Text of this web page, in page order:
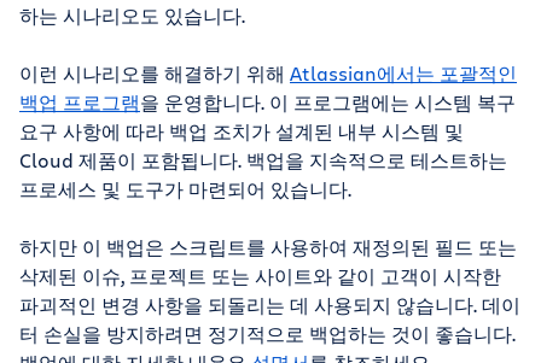
하는 시나리오도 있습니다.
이런 시나리오를 해결하기 위해 Atlassian에서는 포괄적인
백업 프로그램을 운영합니다. 이 프로그램에는 시스템 복구
요구 사항에 따라 백업 조치가 설계된 내부 시스템 및
Cloud 제품이 포함됩니다. 백업을 지속적으로 테스트하는
프로세스 및 도구가 마련되어 있습니다.
하지만 이 백업은 스크립트를 사용하여 재정의된 필드 또는
삭제된 이슈, 프로젝트 또는 사이트와 같이 고객이 시작한
파괴적인 변경 사항을 되돌리는 데 사용되지 않습니다. 데이
터 손실을 방지하려면 정기적으로 백업하는 것이 좋습니다.